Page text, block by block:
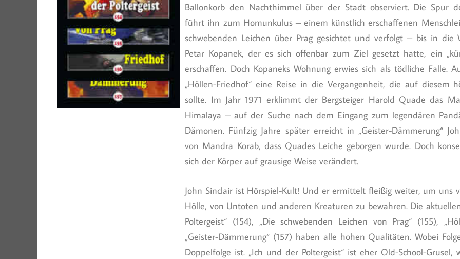
Ballonkorb den Nachthimmel über der Stadt observiert. Die Spur
führt ihn zum Homunkulus – einem künstlich erschaffenen
schwebenden Leichen über Prag gesichtet und verfolgt – bis in die
Petar Kopanek, der es sich offenbar zum Ziel gesetzt hatte, ein
erschaffen. Doch Kopaneks Wohnung erwies sich als tödliche Falle.
„Höllen-Friedhof“ eine Reise in die Vergangenheit, die auf diesem
sollte. Im Jahr 1971 erklimmt der Bergsteiger Harold Quade das
Himalaya – auf der Suche nach dem Eingang zum legendären
Dämonen. Fünfzig Jahre später erreicht in „Geister-Dämmerung“
von Mandra Korab, dass Quades Leiche geborgen wurde. Doch
sich der Körper auf grausige Weise verändert.
John Sinclair ist Hörspiel-Kult! Und er ermittelt fleißig weiter, um uns
Hölle, von Untoten und anderen Kreaturen zu bewahren. Die
Poltergeist“ (154), „Die schwebenden Leichen von Prag“ (155),
„Geister-Dämmerung“ (157) haben alle hohen Qualitäten. Wobei
Doppelfolge ist. „Ich und der Poltergeist“ ist eher Old-School-Grusel,